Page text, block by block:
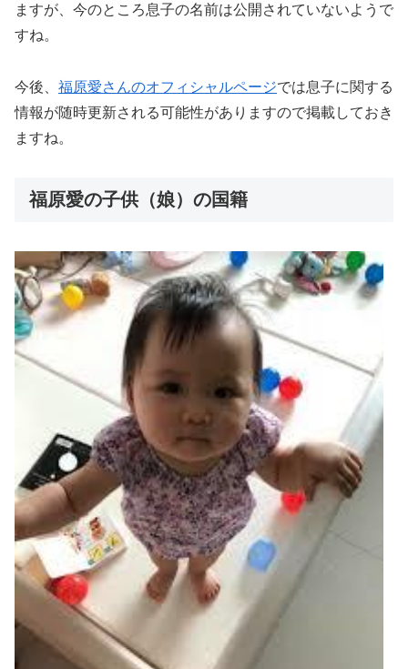
ますが、今のところ息子の名前は公開されていないようで
すね。
今後、 福原愛さんのオフィシャルページでは息子に関する
情報が随時更新される可能性がありますので掲載しておき
ますね。
福原愛の子供（娘）の国籍